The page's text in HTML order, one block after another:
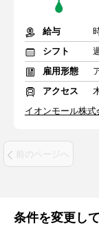
給与
シフト
雇用形態
アクセス
イオンモール株
前のページへ
条件を変更し